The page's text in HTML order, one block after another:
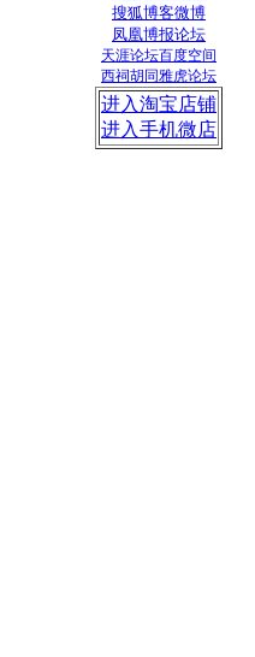
搜狐博客微博
凤凰博报论坛
天涯论坛百度空间
西祠胡同雅虎论坛
进入淘宝店铺
进入手机微店